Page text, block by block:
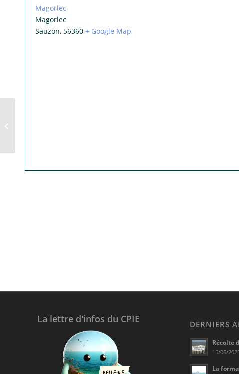
Magorlec
Magorlec
Sauzon, 56360 + Google Map
La lettre d'infos du CPIE DERNIERS
Récolte
15/06/
La